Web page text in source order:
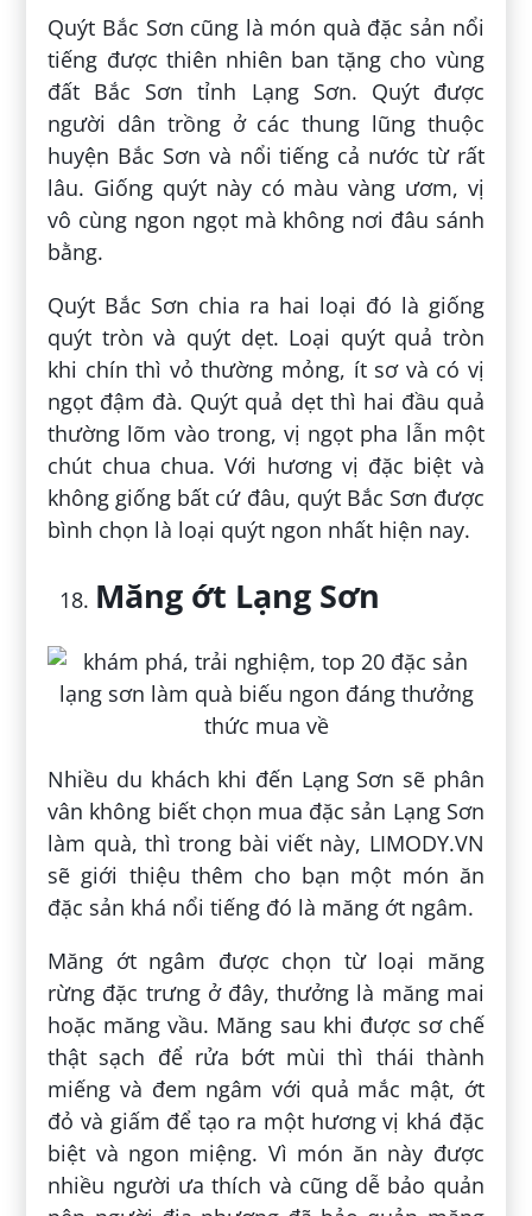
Quýt Bắc Sơn cũng là món quà đặc sản nổi
tiếng được thiên nhiên ban tặng cho vùng
đất Bắc Sơn tỉnh Lạng Sơn. Quýt được
người dân trồng ở các thung lũng thuộc
huyện Bắc Sơn và nổi tiếng cả nước từ rất
lâu. Giống quýt này có màu vàng ươm, vị
vô cùng ngon ngọt mà không nơi đâu sánh
bằng.
Quýt Bắc Sơn chia ra hai loại đó là giống
quýt tròn và quýt dẹt. Loại quýt quả tròn
khi chín thì vỏ thường mỏng, ít sơ và có vị
ngọt đậm đà. Quýt quả dẹt thì hai đầu quả
thường lõm vào trong, vị ngọt pha lẫn một
chút chua chua. Với hương vị đặc biệt và
không giống bất cứ đâu, quýt Bắc Sơn được
bình chọn là loại quýt ngon nhất hiện nay.
Măng ớt Lạng Sơn
Nhiều du khách khi đến Lạng Sơn sẽ phân
vân không biết chọn mua đặc sản Lạng Sơn
làm quà, thì trong bài viết này, LIMODY.VN
sẽ giới thiệu thêm cho bạn một món ăn
đặc sản khá nổi tiếng đó là măng ớt ngâm.
Măng ớt ngâm được chọn từ loại măng
rừng đặc trưng ở đây, thưởng là măng mai
hoặc măng vầu. Măng sau khi được sơ chế
thật sạch để rửa bớt mùi thì thái thành
miếng và đem ngâm với quả mắc mật, ớt
đỏ và giấm để tạo ra một hương vị khá đặc
biệt và ngon miệng. Vì món ăn này được
nhiều người ưa thích và cũng dễ bảo quản